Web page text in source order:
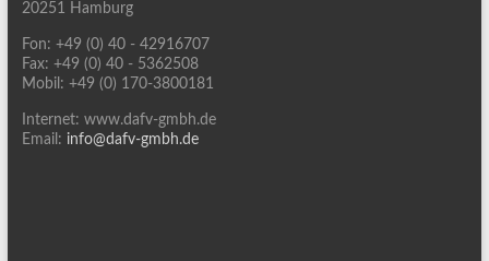
20251 Hamburg
Fon: +49 (0) 40 - 42916707
Fax: +49 (0) 40 - 5362508
Mobil: +49 (0) 170-3800181
Internet: www.dafv-gmbh.de
Email: info@dafv-gmbh.de